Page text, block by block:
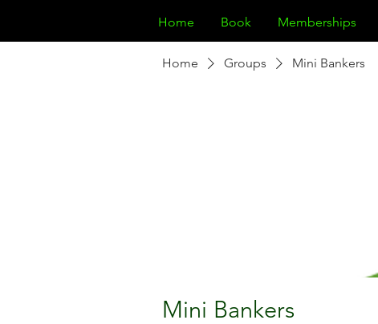
Home Book Memberships
Home Groups Mini Bankers
Mini Bankers